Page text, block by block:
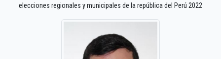
elecciones regionales y municipales de la república del Perú 2022